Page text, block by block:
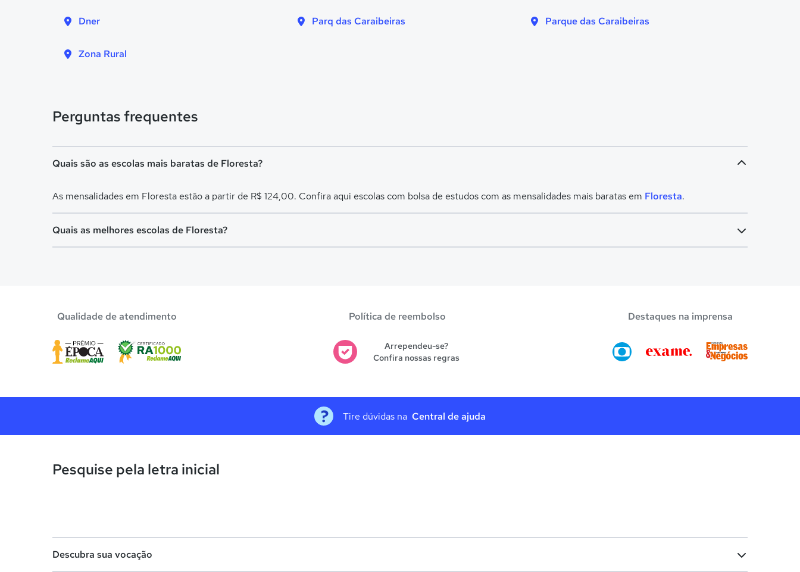
Dner Parq das Caraibeiras Parque das Caraibeiras
Zona Rural
Perguntas frequentes
Quais são as escolas mais baratas de Floresta?
As mensalidades em Floresta estão a partir de R$ 124,00. Confira aqui escolas com bolsa de estudos com as mensalidades mais baratas em Floresta.
Quais as melhores escolas de Floresta?
Qualidade de atendimento Política de reembolso
Arrependeu-se?
Confira nossas regras
Destaques na imprensa
Tire dúvidas na Central de ajuda
Pesquise pela letra inicial
Descubra sua vocação